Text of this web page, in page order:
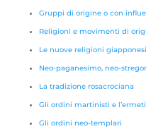
Gruppi di origine o con
Religioni e movimenti di
Le nuove religioni giapponesi
Neo-paganesimo, neo-
La tradizione rosacrociana
Gli ordini martinisti e
Gli ordini neo-templari